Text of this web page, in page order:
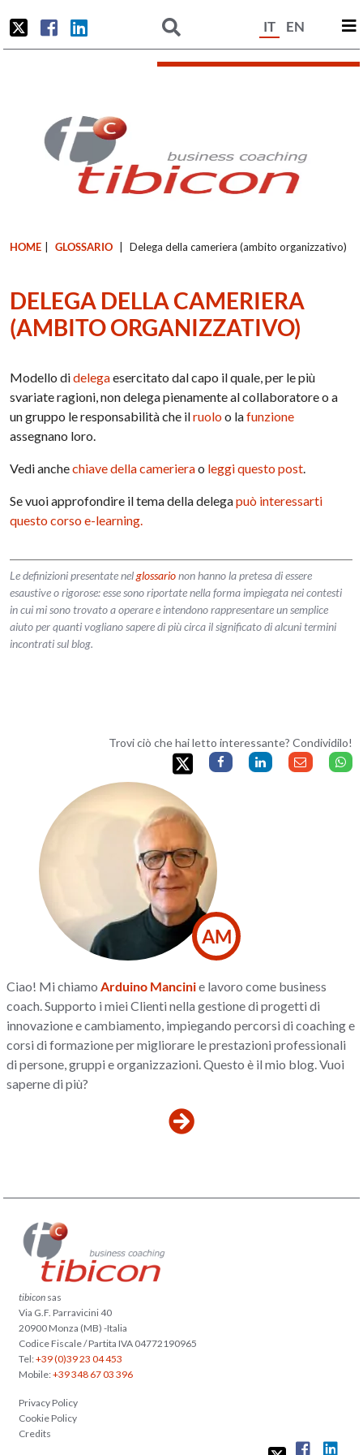
IT EN
HOME GLOSSARIO Delega della cameriera (ambito organizzativo)
DELEGA DELLA CAMERIERA
(AMBITO ORGANIZZATIVO)
Modello didelegaesercitato dal capo il quale, per le più
svariate ragioni, non delega pienamente al collaboratore o a
un gruppo le responsabilità che ilruoloo lafunzione
assegnano loro.
Vedi anchechiave della camerierao leggi questo post.
Se vuoi approfondire il tema della delegapuò interessarti
questo corso e-learning.
Le definizioni presentate nelglossarionon hanno la pretesa di essere
esaustive o rigorose: esse sono riportate nella forma impiegata nei contesti
in cui mi sono trovato a operare e intendono rappresentare un semplice
aiuto per quanti vogliano sapere di più circa il significato di alcuni termini
incontrati sul blog.
Trovi ciò che hai letto interessante? Condividilo!
AM
Ciao! Mi chiamo Arduino Mancinie lavoro come business
coach. Supporto i miei Clienti nella gestione di progetti di
innovazione e cambiamento, impiegando percorsi di coaching e
corsi di formazione per migliorare le prestazioni professionali
di persone, gruppi e organizzazioni. Questo è il mio blog. Vuoi
saperne di più?
tibicon sas
Via G.F. Parravicini 40
20900 Monza (MB) -Italia
Codice Fiscale / Partita IVA 04772190965
Tel:+39 (0)39 23 04 453
Mobile:+39 348 67 03 396
Privacy Policy
Cookie Policy
Credits